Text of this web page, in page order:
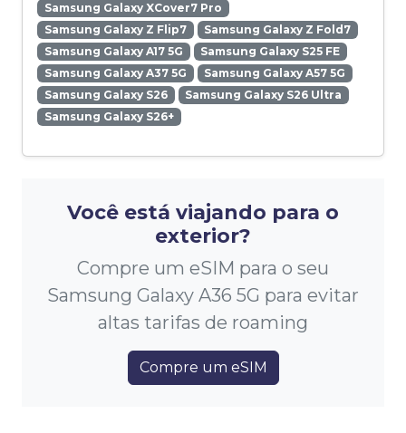
Samsung Galaxy XCover7 Pro
Samsung Galaxy Z Flip7
Samsung Galaxy Z Fold7
Samsung Galaxy A17 5G
Samsung Galaxy S25 FE
Samsung Galaxy A37 5G
Samsung Galaxy A57 5G
Samsung Galaxy S26
Samsung Galaxy S26 Ultra
Samsung Galaxy S26+
Você está viajando para o
exterior?
Compre um eSIM para o seu
Samsung Galaxy A36 5G para evitar
altas tarifas de roaming
Compre um eSIM